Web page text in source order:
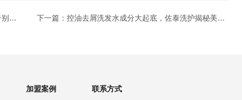
下一篇： 控油去屑洗发水成分大起底，佐泰洗护揭秘美发秘籍！
加盟案例 联系方式